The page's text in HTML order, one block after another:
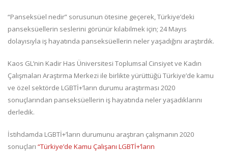
“Panseksüel nedir” sorusunun ötesine geçerek, Türkiye’deki
panseksüellerin seslerini görünür kılabilmek için; 24 Mayıs
dolayısıyla iş hayatında panseksüellerin neler yaşadığını araştırdık.
Kaos GL’nin Kadir Has Üniversitesi Toplumsal Cinsiyet ve Kadın
Çalışmaları Araştırma Merkezi ile birlikte yürüttüğü Türkiye’de kamu
ve özel sektörde LGBTİ+’ların durumu araştırması 2020
sonuçlarından panseksüellerin iş hayatında neler yaşadıklarını
derledik.
İstihdamda LGBTİ+’ların durumunu araştıran çalışmanın 2020
sonuçları “Türkiye’de Kamu Çalışanı LGBTİ+’ların